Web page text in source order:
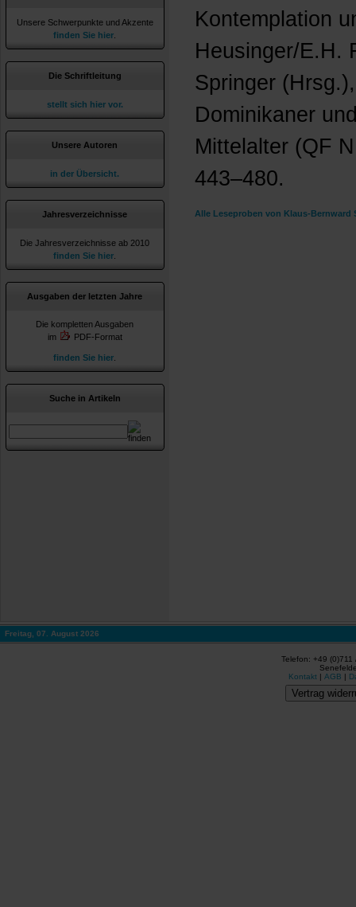
Unsere Schwerpunkte und Akzente
finden Sie hier
Die Schriftleitung
stellt sich hier vor.
Unsere Autoren
in der Übersicht.
Jahresverzeichnisse
Die Jahresverzeichnisse ab 2010
finden Sie hier
Ausgaben der letzten Jahre
Die kompletten Ausgaben
im
PDF-Format
finden Sie hier
Suche in Artikeln
Kontemplation
Heusinger/E.H.
Springer
Dominikaner
Mittelalter (QF
443–480.
Alle Leseproben von Klaus-
Freitag, 07. August 2026
Telefon: +49
Kontakt | AGB |
Vertrag